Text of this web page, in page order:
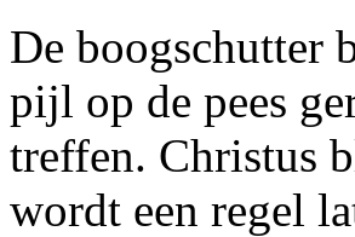
De boogschutter
pijl op de pees
treffen. Christus
wordt een regel